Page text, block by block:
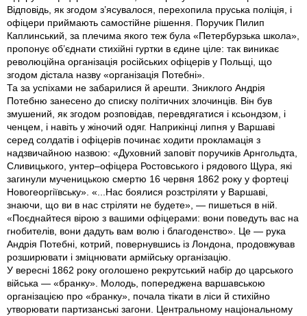
Відповідь, як згодом з’ясувалося, перехопила пруська поліція, і
офіцери приймають самостійне рішення. Поручик Пилип
Каплинський, за плечима якого теж була «Петербурзька школа»,
пропонує об’єднати стихійні гуртки в єдине ціле: так виникає
революційна організація російських офіцерів у Польщі, що
згодом дістала назву «організація Потебні».
Та за успіхами не забарилися й арешти. Зниклого Андрія
Потебню занесено до списку політичних злочинців. Він був
змушений, як згодом розповідав, перевдягатися і ксьо­ндзом, і
ченцем, і навіть у жіночий одяг. Наприкінці липня у Варшаві
серед солдатів і офіцерів починає ходити прокламація з
надзвичайною назвою: «Духовний заповіт поручиків Арнгольдта,
Сливицького, унтер–офіцера Ростовського і рядового Щура, які
загинули мученицькою смертю 16 червня 1862 року у фортеці
Новогеоргіївську». «...Нас боялися розстріляти у Варшаві,
знаючи, що ви в нас стріляти не будете», — пишеться в ній.
«Поєднайтеся вірою з вашими офіцерами: вони поведуть вас на
гнобителів, вони дадуть вам волю і благоденство». Це — рука
Андрія Потебні, котрий, повернувшись iз Лондона, продовжував
розширювати і зміцнювати армійську організацію.
У вересні 1862 року оголошено рекрутський набір до царського
війська — «бранку». Молодь, попереджена варшавською
організацією про «бранку», почала тікати в ліси й стихійно
утворювати партизанські загони. Центральному національному